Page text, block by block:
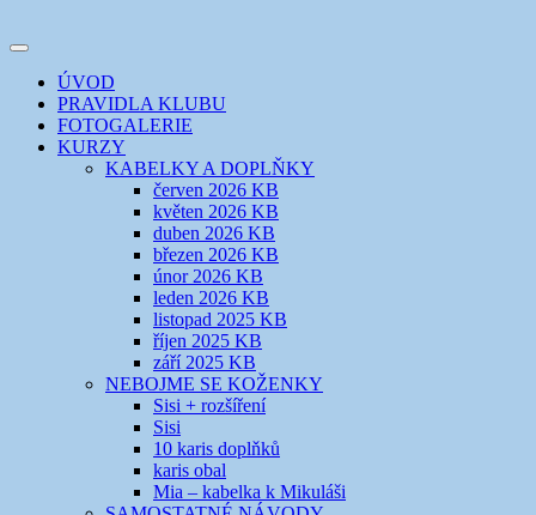
k
webuEVIKLUB
šicí klub
Toggle
navigation
ÚVOD
PRAVIDLA KLUBU
FOTOGALERIE
KURZY
KABELKY A DOPLŇKY
červen 2026 KB
květen 2026 KB
duben 2026 KB
březen 2026 KB
únor 2026 KB
leden 2026 KB
listopad 2025 KB
říjen 2025 KB
září 2025 KB
NEBOJME SE KOŽENKY
Sisi + rozšíření
Sisi
10 karis doplňků
karis obal
Mia – kabelka k Mikuláši